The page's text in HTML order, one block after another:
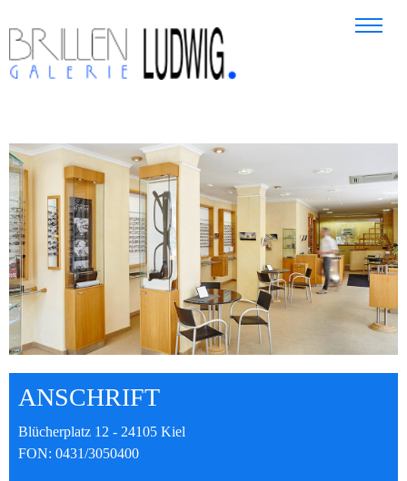
ANSCHRIFT
Blücherplatz 12 - 24105 Kiel
FON: 0431/3050400